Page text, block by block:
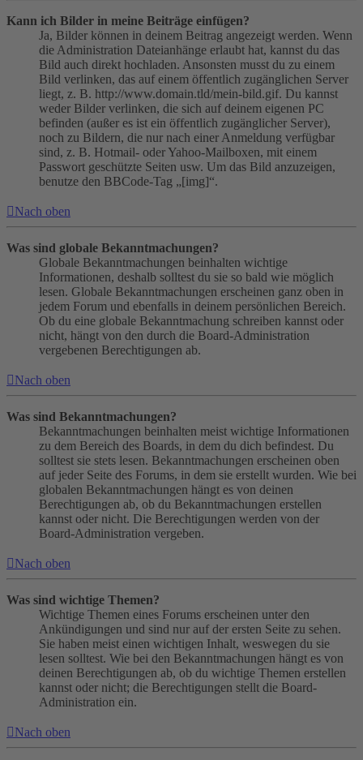
Kann ich Bilder in meine Beiträge einfügen?
Ja, Bilder können in deinem Beitrag angezeigt werden. Wenn
die Administration Dateianhänge erlaubt hat, kannst du das
Bild auch direkt hochladen. Ansonsten musst du zu einem
Bild verlinken, das auf einem öffentlich zugänglichen Server
liegt, z. B. http://www.domain.tld/mein-bild.gif. Du kannst
weder Bilder verlinken, die sich auf deinem eigenen PC
befinden (außer es ist ein öffentlich zugänglicher Server),
noch zu Bildern, die nur nach einer Anmeldung verfügbar
sind, z. B. Hotmail- oder Yahoo-Mailboxen, mit einem
Passwort geschützte Seiten usw. Um das Bild anzuzeigen,
benutze den BBCode-Tag „[img]“.
Nach oben
Was sind globale Bekanntmachungen?
Globale Bekanntmachungen beinhalten wichtige
Informationen, deshalb solltest du sie so bald wie möglich
lesen. Globale Bekanntmachungen erscheinen ganz oben in
jedem Forum und ebenfalls in deinem persönlichen Bereich.
Ob du eine globale Bekanntmachung schreiben kannst oder
nicht, hängt von den durch die Board-Administration
vergebenen Berechtigungen ab.
Nach oben
Was sind Bekanntmachungen?
Bekanntmachungen beinhalten meist wichtige Informationen
zu dem Bereich des Boards, in dem du dich befindest. Du
solltest sie stets lesen. Bekanntmachungen erscheinen oben
auf jeder Seite des Forums, in dem sie erstellt wurden. Wie bei
globalen Bekanntmachungen hängt es von deinen
Berechtigungen ab, ob du Bekanntmachungen erstellen
kannst oder nicht. Die Berechtigungen werden von der
Board-Administration vergeben.
Nach oben
Was sind wichtige Themen?
Wichtige Themen eines Forums erscheinen unter den
Ankündigungen und sind nur auf der ersten Seite zu sehen.
Sie haben meist einen wichtigen Inhalt, weswegen du sie
lesen solltest. Wie bei den Bekanntmachungen hängt es von
deinen Berechtigungen ab, ob du wichtige Themen erstellen
kannst oder nicht; die Berechtigungen stellt die Board-
Administration ein.
Nach oben